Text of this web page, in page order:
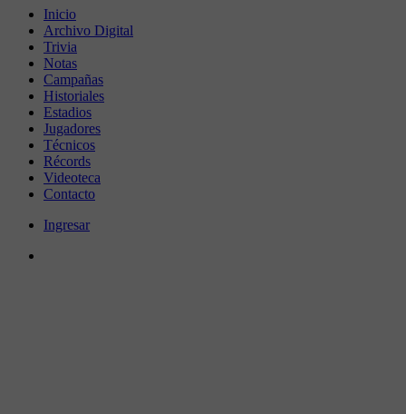
Inicio
Archivo Digital
Trivia
Notas
Campañas
Historiales
Estadios
Jugadores
Técnicos
Récords
Videoteca
Contacto
Ingresar